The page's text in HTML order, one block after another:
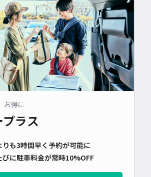
お得に
ラス
りも3時間早く予約が可能に
びに駐車料金が常時10%OFF